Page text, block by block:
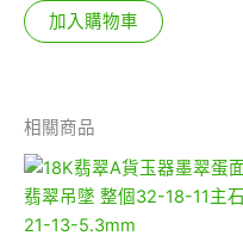
加入購物車
相關商品